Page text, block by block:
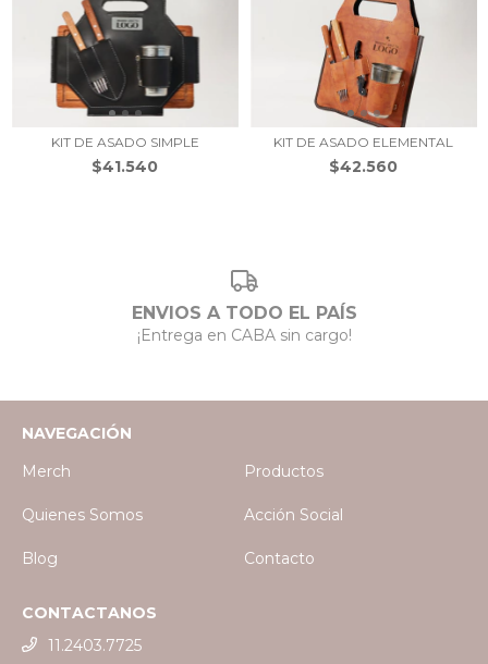
KIT DE ASADO SIMPLE
$41.540
KIT DE ASADO ELEMENTAL
$42.560
ENVIOS A TODO EL PAÍS
¡Entrega en CABA sin cargo!
NAVEGACIÓN
Merch
Productos
Quienes Somos Acción Social
Blog Contacto
CONTACTANOS
11.2403.7725